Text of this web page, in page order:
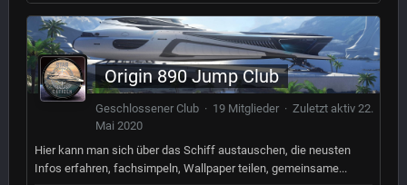
Origin 890 Jump Club
Geschlossener Club · 19 Mitglieder · Zuletzt aktiv 22.
Mai 2020
Hier kann man sich über das Schiff austauschen, die neusten
Infos erfahren, fachsimpeln, Wallpaper teilen, gemeinsame...